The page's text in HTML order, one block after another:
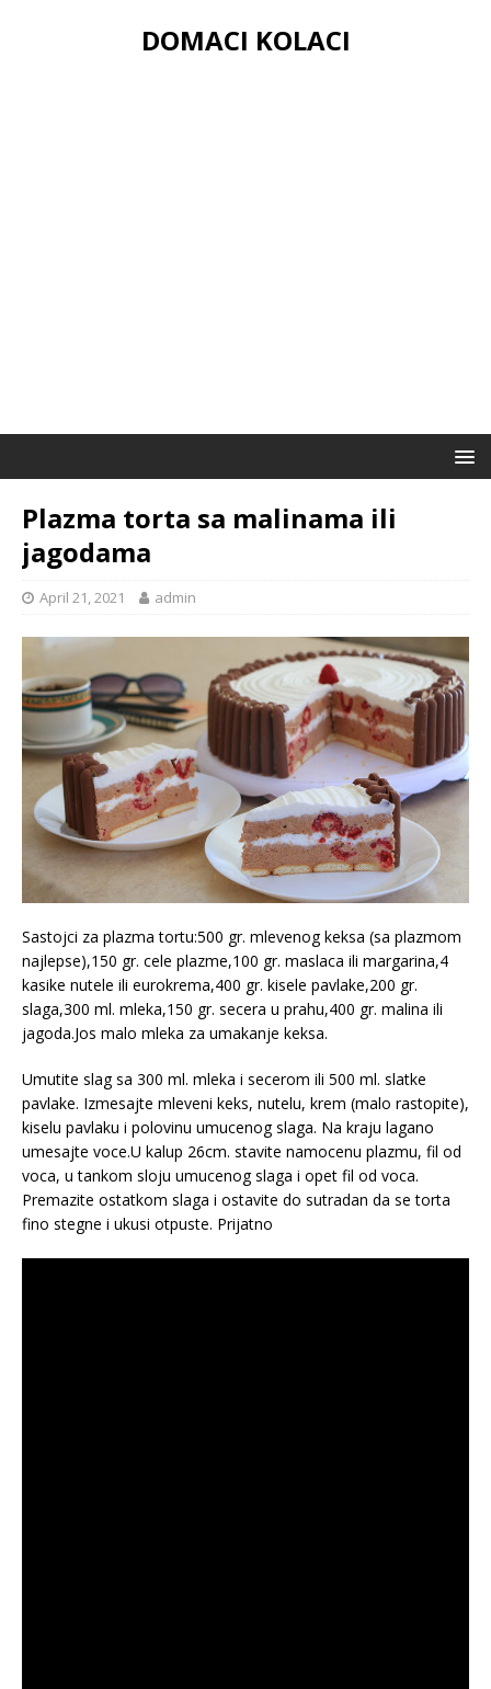
DOMACI KOLACI
Plazma torta sa malinama ili
jagodama
April 21, 2021 admin
Sastojci za plazma tortu:500 gr. mlevenog keksa (sa plazmom
najlepse),150 gr. cele plazme,100 gr. maslaca ili margarina,4
kasike nutele ili eurokrema,400 gr. kisele pavlake,200 gr.
slaga,300 ml. mleka,150 gr. secera u prahu,400 gr. malina ili
jagoda.Jos malo mleka za umakanje keksa.
Umutite slag sa 300 ml. mleka i secerom ili 500 ml. slatke
pavlake. Izmesajte mleveni keks, nutelu, krem (malo rastopite),
kiselu pavlaku i polovinu umucenog slaga. Na kraju lagano
umesajte voce.U kalup 26cm. stavite namocenu plazmu, fil od
voca, u tankom sloju umucenog slaga i opet fil od voca.
Premazite ostatkom slaga i ostavite do sutradan da se torta
fino stegne i ukusi otpuste. Prijatno